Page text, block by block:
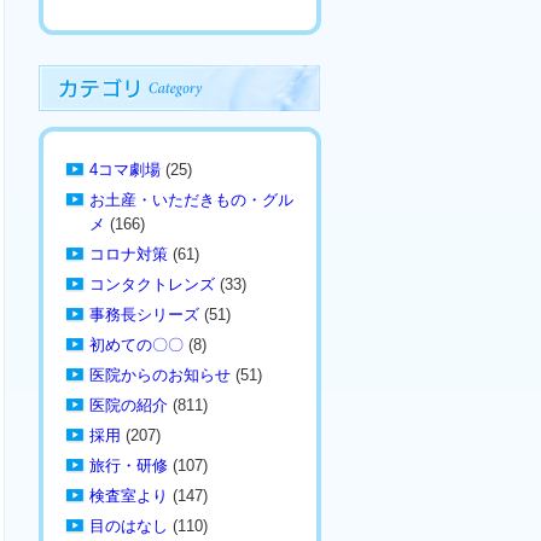
4コマ劇場 (25)
お土産・いただきもの・グル
メ (166)
コロナ対策 (61)
コンタクトレンズ (33)
事務長シリーズ (51)
初めての〇〇 (8)
医院からのお知らせ (51)
医院の紹介 (811)
採用 (207)
旅行・研修 (107)
検査室より (147)
目のはなし (110)